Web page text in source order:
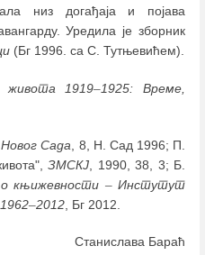
низ догађаја и појава
Уредила је зборник
(Бг 1996. са С. Тутњевићем).
живота 1919–1925: Време,
Сада , 8, Н. Сад 1996; П.
ЗМСКЈ , 1990, 38, 3; Б.
књижевности –Инстутут
–2012 , Бг 2012.
Станислава Бараћ